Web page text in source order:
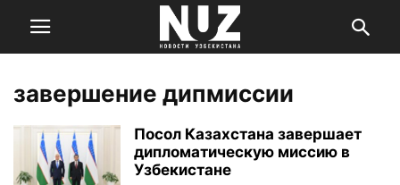
завершение дипмиссии
Посол Казахстана завершает
дипломатическую миссию в
Узбекистане